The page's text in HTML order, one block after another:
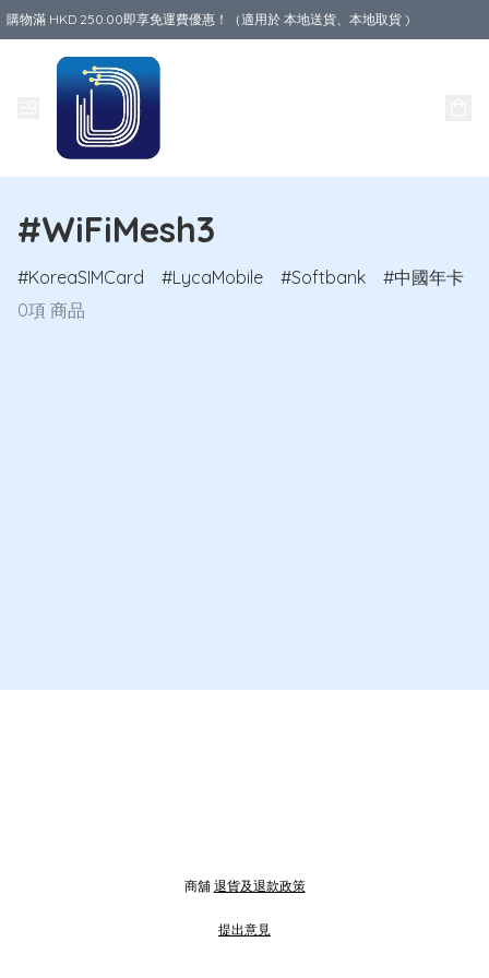
購物滿 HKD 250.00即享免運費優惠！（適用於 本地送貨、本地取貨 )
#WiFiMesh3
KoreaSIMCard LycaMobile Softbank
中國年卡
0項 商品
商舖 退貨及退款政策
提出意見